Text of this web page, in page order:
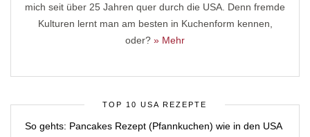
mich seit über 25 Jahren quer durch die USA. Denn fremde
Kulturen lernt man am besten in Kuchenform kennen,
oder? » Mehr
TOP 10 USA REZEPTE
So gehts: Pancakes Rezept (Pfannkuchen) wie in den USA